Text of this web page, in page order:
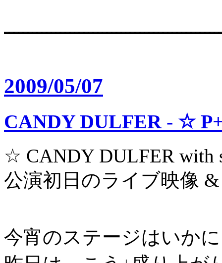
2009/05/07
CANDY DULFER - ☆
☆ CANDY DULFER with
公演初日のライブ映像
今宵のステージはいか